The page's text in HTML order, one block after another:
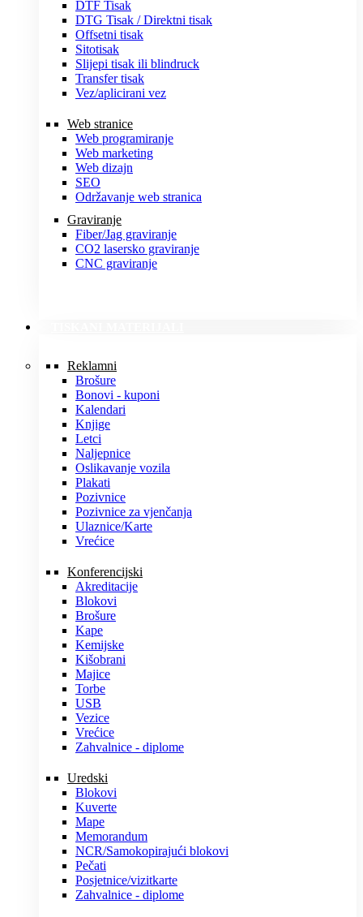
DTF Tisak
DTG Tisak / Direktni tisak
Offsetni tisak
Sitotisak
Slijepi tisak ili blindruck
Transfer tisak
Vez/aplicirani vez
Web stranice
Web programiranje
Web marketing
Web dizajn
SEO
Održavanje web stranica
Graviranje
Fiber/Jag graviranje
CO2 lasersko graviranje
CNC graviranje
Reklamni
Brošure
Bonovi - kuponi
Kalendari
Knjige
Letci
Naljepnice
Oslikavanje vozila
Plakati
Pozivnice
Pozivnice za vjenčanja
Ulaznice/Karte
Vrećice
Konferencijski
Akreditacije
Blokovi
Brošure
Kape
Kemijske
Kišobrani
Majice
Torbe
USB
Vezice
Vrećice
Zahvalnice - diplome
Uredski
Blokovi
Kuverte
Mape
Memorandum
NCR/Samokopirajući blokovi
Pečati
Posjetnice/vizitkarte
Zahvalnice - diplome